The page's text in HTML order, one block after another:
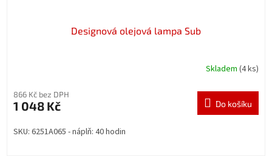
Designová olejová lampa Sub
Skladem (4 ks)
866 Kč bez DPH
1 048 Kč Do košíku
SKU: 6251A065 - náplň: 40 hodin